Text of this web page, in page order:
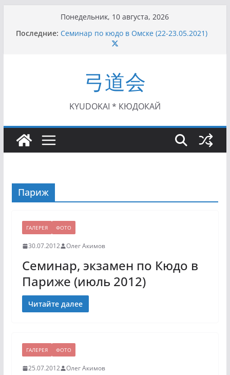
содержимому
Понедельник, 10 августа, 2026
Последние: Семинар по кюдо в Омске (22-23.05.2021)
Чемпионат Росcии, Дёмино (2-5.09.2021)
II Кубок Посла Японии в России по Кюдо,
Орёл (25.07.2021)
I этап Кубка Московской области по Кюдо /
Сейдокан II (27.06.2021)
弓道会
KYUDOKAI * КЮДОКАЙ
Париж
ГАЛЕРЕЯ ФОТО
30.07.2012 Олег Акимов
Семинар, экзамен по Кюдо в
Париже (июль 2012)
Читайте далее
ГАЛЕРЕЯ ФОТО
25.07.2012 Олег Акимов